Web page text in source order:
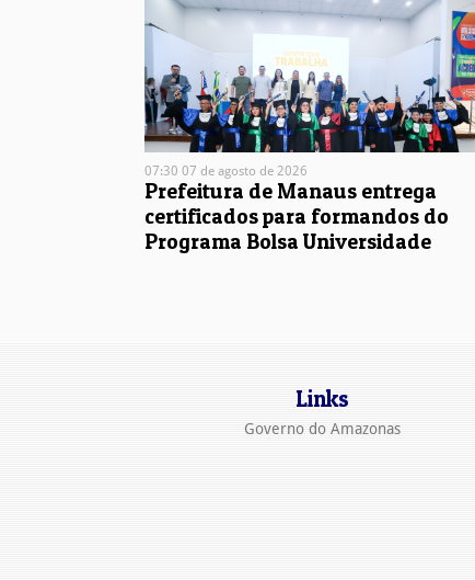
07:30 07 de agosto de 2026
Prefeitura de Manaus entrega
certificados para formandos do
Programa Bolsa Universidade
Links
Governo do Amazonas